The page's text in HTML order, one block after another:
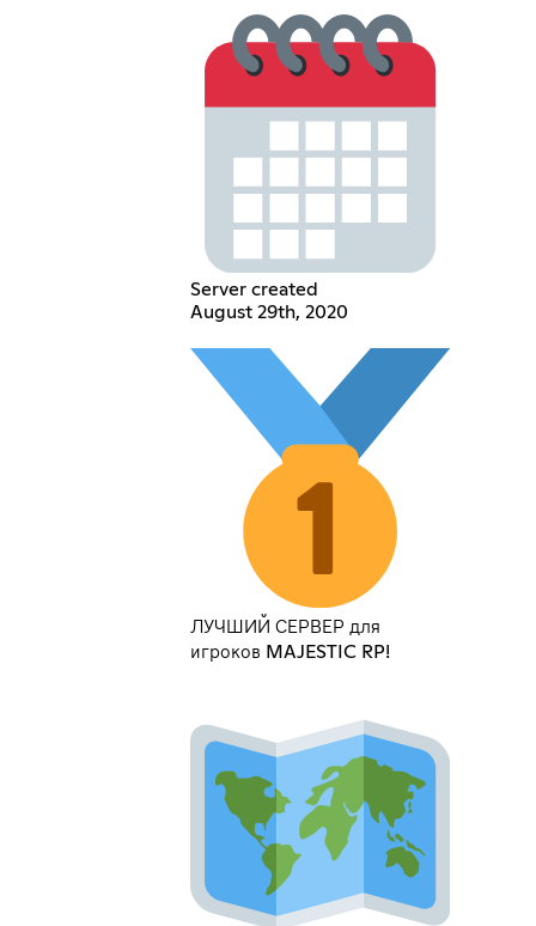
Server created
August 29th, 2020
ЛУЧШИЙ СЕРВЕР для
игроков MAJESTIC RP!